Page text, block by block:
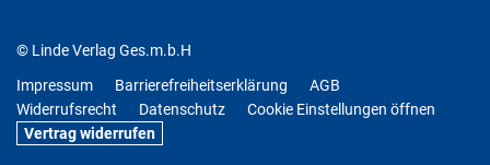
© Linde Verlag Ges.m.b.H
Impressum
Barrierefreiheitserklärung
AGB
Widerrufsrecht
Datenschutz
Cookie Einstellungen öffnen
Vertrag widerrufen